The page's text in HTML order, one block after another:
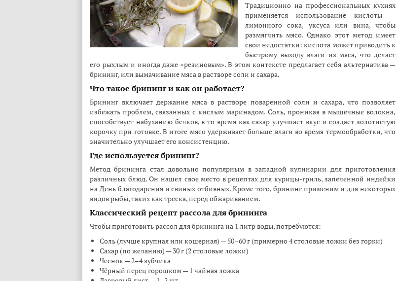
Традиционно на профессиональных кухнях
применяется использование кислоты —
лимонного сока, уксуса или вина, чтобы
размягчить мясо. Однако этот метод имеет
свои недостатки: кислота может приводить к
быстро­му выходу влаги из мяса, что делает
его рыхлым и иногда даже «резиновым». В этом контексте предлагает себя альтернатива —
брининг, или вымачивание мяса в растворе соли и сахара.
Что такое брининг и как он работает?
Брининг включает держание мяса в растворе поваренной соли и сахара, что позволяет
избежать проблем, связанных с кислым маринадом. Соль, проникая в мышечные волокна,
способствует набуханию белков, в то время как сахар улучшает вкус и создает золотистую
корочку при готовке. В итоге мясо удерживает больше влаги во время термообработки, что
значительно улучшает его консистенцию.
Где используется брининг?
Метод брининга стал довольно популярным в западной кулинарии для приготовления
различных блюд. Он нашел свое место в рецептах для курицы-гриль, запеченной индейки
на День благодарения и свиных отбивных. Кроме того, брининг применим и для некоторых
видов рыбы, таких как треска, перед обжариванием.
Классический рецепт рассола для брининга
Чтобы приготовить рассол для брининга на 1 литр воды, потребуются:
Соль (лучше крупная или кошерная) — 50–60 г (примерно 4 столовые ложки без горки)
Сахар (по желанию) — 30 г (2 столовые ложки)
Чеснок — 2–4 зубчика
Чёрный перец горошком — 1 чайная ложка